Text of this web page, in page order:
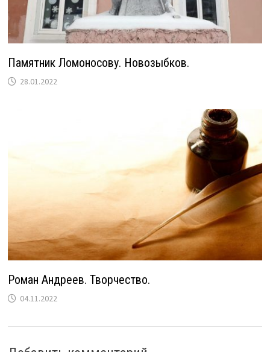
Памятник Ломоносову. Новозыбков.
28.01.2022
Роман Андреев. Творчество.
04.11.2022